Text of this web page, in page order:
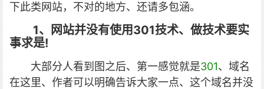
下此类网站，不对的地方、还请多包涵。
1、网站并没有使用301技术、做技术要实
事求是!
大部分人看到图之后、第一感觉就是301、域名
在这里、作者可以明确告诉大家一点、这个域名并没